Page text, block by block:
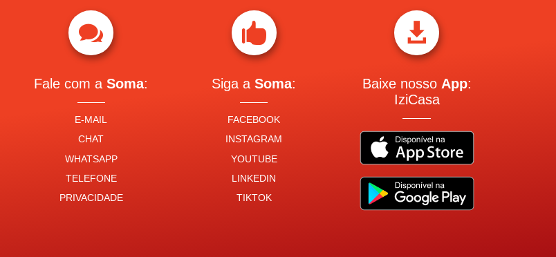

Fale com aSoma:
E-MAIL
CHAT
WHATSAPP
TELEFONE
PRIVACIDADE

Siga aSoma:
FACEBOOK
INSTAGRAM
YOUTUBE
LINKEDIN
TIKTOK

Baixe nosso App:
IziCasa